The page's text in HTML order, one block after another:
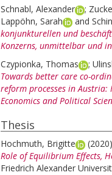
Schnabl, Alexander
;
Lappöhn, Sarah
and
konjunkturellen und
Konzerns, unmittelbar und
Czypionka, Thomas
;
Towards better care co-
reform processes in
Economics and Political
Thesis
Hochmuth, Brigitte
Role of Equilibrium Effects,
Friedrich Alexander